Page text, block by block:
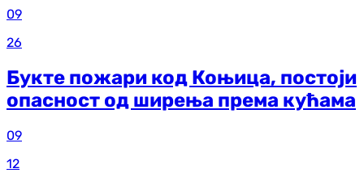
09
26
Букте пожари код Коњица, постоји
опасност од ширења према кућама
09
12